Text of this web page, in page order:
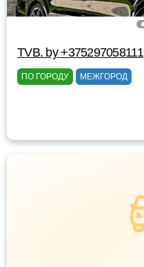
TVB. by +375297058111
ПО ГОРОДУ МЕЖГОРОД